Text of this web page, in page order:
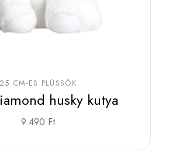
25 CM-ES PLÜSSÖK
husky kutya
9.490 Ft